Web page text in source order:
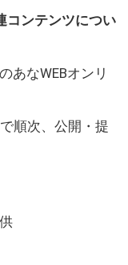
コンテンツについ
あなWEBオンリ
順次、公開・提